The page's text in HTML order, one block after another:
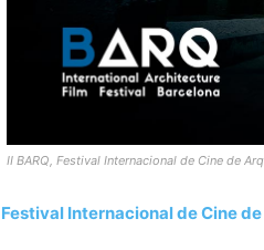
II BARQ, Festival Internacional de Cine de
Festival Internacional de Cine